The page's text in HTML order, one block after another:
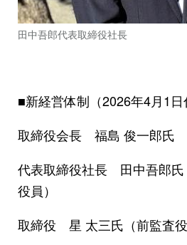
田中吾郎代表取締役社長
■新経営体制（2026年4月1日
取締役会長 福島 俊一郎氏
代表取締役社長 田中吾郎氏
役員）
取締役 星 太三氏（前監査役